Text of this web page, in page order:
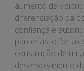
aumento da
diferenciação da
confiança e
parcerias, o
construção de
desenvolvimento